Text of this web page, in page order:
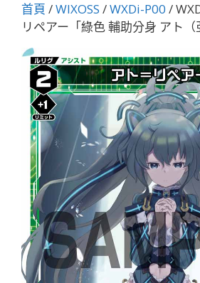
首頁 /WIXOSS /WXDi-P00 /
リペアー「綠色 輔助分身 アト（